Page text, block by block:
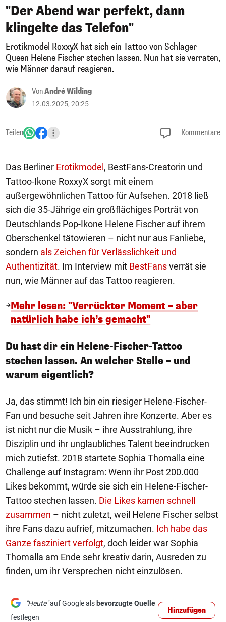
"Der Abend war perfekt, dann
klingelte das Telefon"
Erotikmodel RoxxyX hat sich ein Tattoo von Schlager-
Queen Helene Fischer stechen lassen. Nun hat sie verraten,
wie Männer darauf reagieren.
VonAndré Wilding
12.03.2025, 20:25
Teilen Kommentare
Das Berliner Erotikmodel , BestFans-Creatorin und
Tattoo-Ikone RoxxyX sorgt mit einem
außergewöhnlichen Tattoo für Aufsehen. 2018 ließ
sich die 35-Jährige ein großflächiges Porträt von
Deutschlands Pop-Ikone Helene Fischer auf ihrem
Oberschenkel tätowieren – nicht nur aus Fanliebe,
sondern als Zeichen für Verlässlichkeit und
Authentizität. Im Interview mit BestFansverrät sie
nun, wie Männer auf das Tattoo reagieren.
Mehr lesen: "Verrückter Moment – aber
natürlich habe ich’s gemacht"
Du hast dir ein Helene-Fischer-Tattoo
stechen lassen. An welcher Stelle – und
warum eigentlich?
Ja, das stimmt! Ich bin ein riesiger Helene-Fischer-
Fan und besuche seit Jahren ihre Konzerte. Aber es
ist nicht nur die Musik – ihre Ausstrahlung, ihre
Disziplin und ihr unglaubliches Talent beeindrucken
mich zutiefst. 2018 startete Sophia Thomalla eine
Challenge auf Instagram: Wenn ihr Post 200.000
Likes bekommt, würde sie sich ein Helene-Fischer-
Tattoo stechen lassen. Die Likes kamen schnell
zusammen – nicht zuletzt, weil Helene Fischer selbst
ihre Fans dazu aufrief, mitzumachen. Ich habe das
Ganze fasziniert verfolgt, doch leider war Sophia
Thomalla am Ende sehr kreativ darin, Ausreden zu
finden, um ihr Versprechen nicht einzulösen.
"Heute"auf Google als bevorzugte Quelle
festlegen
Hinzufügen